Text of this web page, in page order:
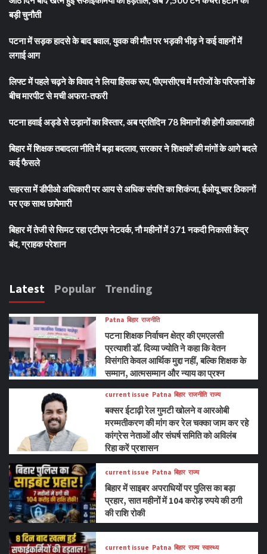
बड़ी चुनौती
पटना में सड़क हादसे के बाद बवाल, युवक की मौत पर भड़की भीड़ ने कई वाहनों में
लगाई आग
लिफ्ट में पहले चढ़ने के विवाद ने लिया हिंसक रूप, पीएमसीएच में मरीजों के परिजनों के
बीच मारपीट से मची अफरा-तफरी
पटना हवाई अड्डे से उड़ानों का विस्तार, अब प्रतिदिन 78 विमानों की होगी आवाजाही
बिहार में शिक्षक तबादला नीति में बड़ा बदलाव, सरकार ने शिक्षकों की मांगों के आगे बदले
कई फैसले
सहरसा में डीपीओ अधिकारी पर आय से अधिक संपत्ति का शिकंजा, ईओयू चार ठिकानों
पर एक साथ छापेमारी
बिहार में तेजी से सिमट रहा एटीएम नेटवर्क, नौ महीनों में 371 नकदी निकासी केंद्र
बंद, ग्राहक परेशान
Latest Popular Trending
Patna बिहार राजनीति
पटना शिक्षक निर्वाचन क्षेत्र की एमएलसी
प्रत्याशी डॉ. दिव्या ज्योति ने कहा कि वेतन
विसंगति केवल आर्थिक मुद्दा नहीं, बल्कि शिक्षक के
सम्मान, आत्मसम्मान और न्याय का प्रश्न
current issue Patna बिहार राजनीति राज्य
बक्सर ईटाढ़ी रेल गुमटी खोलने व आरओबी
मरम्मतीकरण की मांग कर रेल चक्का जाम कर रहे
कांग्रेस नेताओं और संघर्ष समिति को अविलंब
रिहा करें प्रशासन
current issue Patna बिहार राज्य
बिहार में साइबर अपराधियों पर पुलिस का बड़ा
प्रहार, सात महीनों में 104 करोड़ रुपये की ठगी
की राशि रोकी
current issue Patna बिहार राज्य स्वास्थ्य